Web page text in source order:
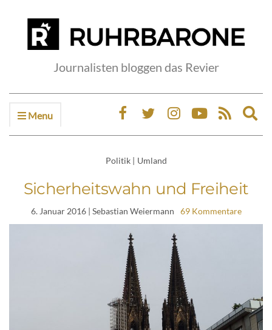
Journalisten bloggen das Revier
Menu
Politik | Umland
Sicherheitswahn und Freiheit
6. Januar 2016| Sebastian Weiermann 69 Kommentare